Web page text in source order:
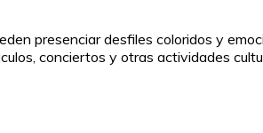
presenciar desfiles coloridos y
conciertos y otras actividades